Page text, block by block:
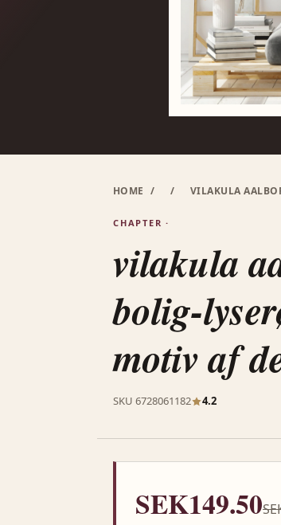
HOME / / VILAKULA
CHAPTER ·
vilakula
bolig-
motiv af
SKU 6728061182 4.2
SEK149.50